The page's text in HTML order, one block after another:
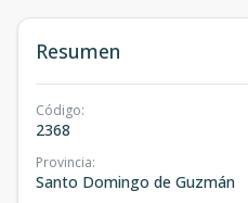
Resumen
Código:
2368
Provincia:
Santo Domingo de Guzmán